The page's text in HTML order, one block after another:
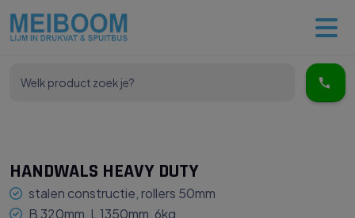
HANDWALS HEAVY DUTY
stalen constructie, rollers 50mm
B 320mm, L 1350mm, 6kg